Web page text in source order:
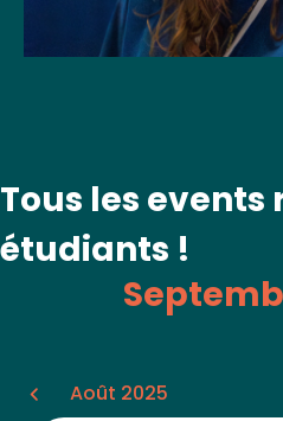
Tous les events
étudiants !
Août 2025